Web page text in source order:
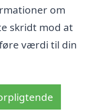
om
skridt mod at
værdi til din